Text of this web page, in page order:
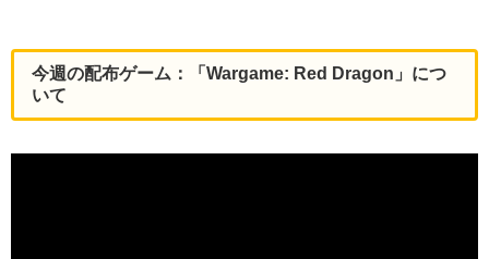
今週の配布ゲーム：「Wargame: Red Dragon」につ
いて